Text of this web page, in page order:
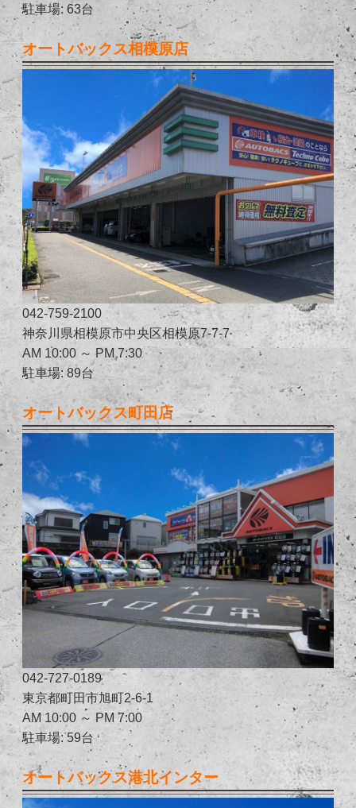
駐車場: 63台
オートバックス相模原店
042-759-2100
神奈川県相模原市中央区相模原7-7-7
AM 10:00 ～ PM 7:30
駐車場: 89台
オートバックス町田店
042-727-0189
東京都町田市旭町2-6-1
AM 10:00 ～ PM 7:00
駐車場: 59台
オートバックス港北インター